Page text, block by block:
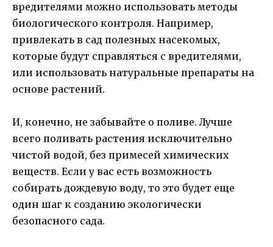
вредителями можно использовать методы
биологического контроля. Например,
привлекать в сад полезных насекомых,
которые будут справляться с вредителями,
или использовать натуральные препараты на
основе растений.
И, конечно, не забывайте о поливе. Лучше
всего поливать растения исключительно
чистой водой, без примесей химических
веществ. Если у вас есть возможность
собирать дождевую воду, то это будет еще
один шаг к созданию экологически
безопасного сада.